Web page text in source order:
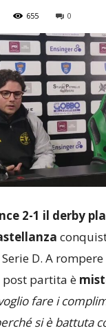
655 0
2-1 il derby
D. A
post partita è
fare i
si è battuta